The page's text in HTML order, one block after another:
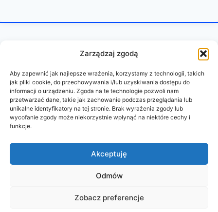
Zarządzaj zgodą
Aby zapewnić jak najlepsze wrażenia, korzystamy z technologii, takich
jak pliki cookie, do przechowywania i/lub uzyskiwania dostępu do
informacji o urządzeniu. Zgoda na te technologie pozwoli nam
przetwarzać dane, takie jak zachowanie podczas przeglądania lub
unikalne identyfikatory na tej stronie. Brak wyrażenia zgody lub
wycofanie zgody może niekorzystnie wpłynąć na niektóre cechy i
funkcje.
Akceptuję
Odmów
Zobacz preferencje
REGULAMIN POLITYKA PRYWATNOŚCI